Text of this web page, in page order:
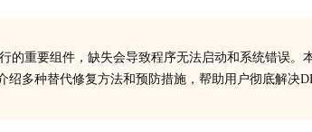
行的重要组件，缺失会导致程序无法启动和系统错误
绍多种替代修复方法和预防措施，帮助用户彻底解决